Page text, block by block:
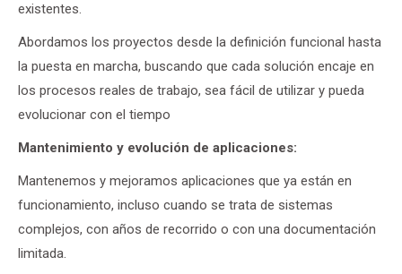
existentes.
Abordamos los proyectos desde la definición funcional hasta
la puesta en marcha, buscando que cada solución encaje en
los procesos reales de trabajo, sea fácil de utilizar y pueda
evolucionar con el tiempo
Mantenimiento y evolución de aplicaciones:
Mantenemos y mejoramos aplicaciones que ya están en
funcionamiento, incluso cuando se trata de sistemas
complejos, con años de recorrido o con una documentación
limitada.